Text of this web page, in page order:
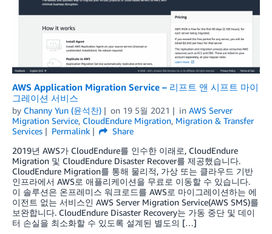
AWS Application Migration Service – 리프트 앤 시프트 마이
그레이션 서비스
by Channy Yun (윤석찬) on 19 5월 2021 in AWS Server
Migration Service, CloudEndure Migration, Migration & Transfer
Services
Permalink
Share
2019년 AWS가 CloudEndure를 인수한 이래로, CloudEndure
Migration 및 CloudEndure Disaster Recover를 제공했습니다.
CloudEndure Migration를 통해 물리적, 가상 또는 클라우드 기반
인프라에서 AWS로 애플리케이션을 무료로 이동할 수 있습니다.
이 솔루션은 온프레미스 워크로드를 AWS로 마이그레이션하는 에
이전트 없는 서비스인 AWS Server Migration Service(AWS SMS)를
보완합니다. CloudEndure Disaster Recovery는 가동 중단 및 데이
터 손실을 최소화할 수 있도록 설계된 별도의 […]